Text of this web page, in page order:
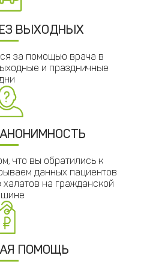
ВЫХОДНЫХ
за помощью врача в
и праздничные
что вы обратились к
данных пациентов
на гражданской
ПОМОЩЬ